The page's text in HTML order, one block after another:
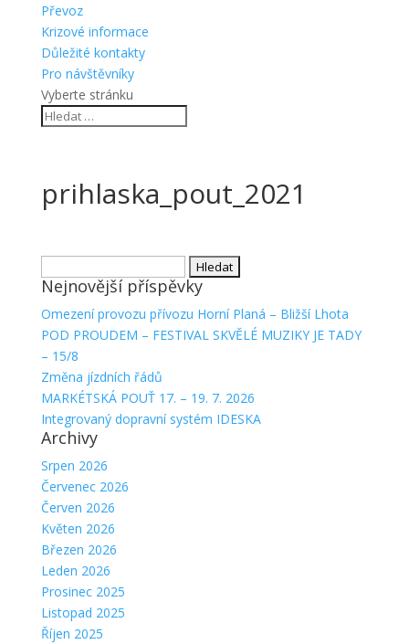
Převoz
Krizové informace
Důležité kontakty
Pro návštěvníky
Vyberte stránku
prihlaska_pout_2021
Nejnovější příspěvky
Omezení provozu přívozu Horní Planá – Bližší Lhota
POD PROUDEM – FESTIVAL SKVĚLÉ MUZIKY JE TADY
– 15/8
Změna jízdních řádů
MARKÉTSKÁ POUŤ 17. – 19. 7. 2026
Integrovaný dopravní systém IDESKA
Archivy
Srpen 2026
Červenec 2026
Červen 2026
Květen 2026
Březen 2026
Leden 2026
Prosinec 2025
Listopad 2025
Říjen 2025